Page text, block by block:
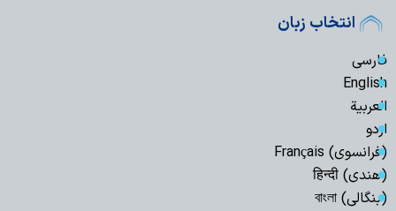
انتخاب زبان
فارسی
English
العربیة
اردو
(فرانسوی) Français
(هندی) हिन्दी
(بنگالی) বাংলা